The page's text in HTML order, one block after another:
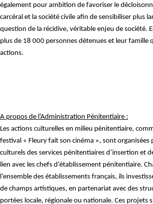
également pour ambition de favoriser le
carcéral et la société civile afin de sensibiliser plus
question de la récidive, véritable enjeu de société.
plus de 18 000 personnes détenues et leur famille
actions.
A propos de l’Administration Pénitentiaire :
Les actions culturelles en milieu pénitentiaire,
festival « Fleury fait son cinéma », sont organisées
culturels des services pénitentiaires d’insertion et
lien avec les chefs d’établissement pénitentiaire.
l’ensemble des établissements français, ils
de champs artistiques, en partenariat avec des
portées locale, régionale ou nationale. Ces projets